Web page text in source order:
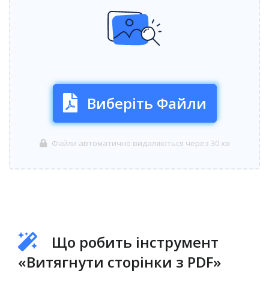
Виберіть Файли
Файли автоматично видаляються через 30 хв
Що робить інструмент
«Витягнути сторінки з PDF»